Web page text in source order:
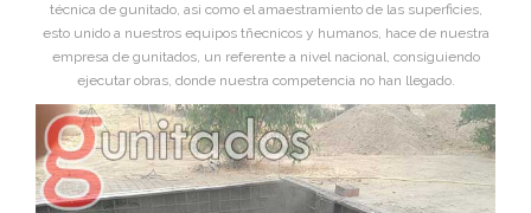
técnica de gunitado, asi como el amaestramiento de las superficies,
esto unido a nuestros equipos tñecnicos y humanos, hace de nuestra
empresa de gunitados, un referente a nivel nacional, consiguiendo
ejecutar obras, donde nuestra competencia no han llegado.